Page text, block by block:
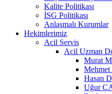
Kalite Politikası
İSG Politikası
Anlaşmalı Kurumlar
Hekimlerimiz
Acil Servis
Acil Uzman
Murat
Hasan
Uğur